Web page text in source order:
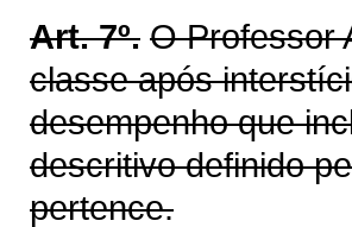
Art. 7º. O Professor
classe após
desempenho que
descritivo definido
pertence.